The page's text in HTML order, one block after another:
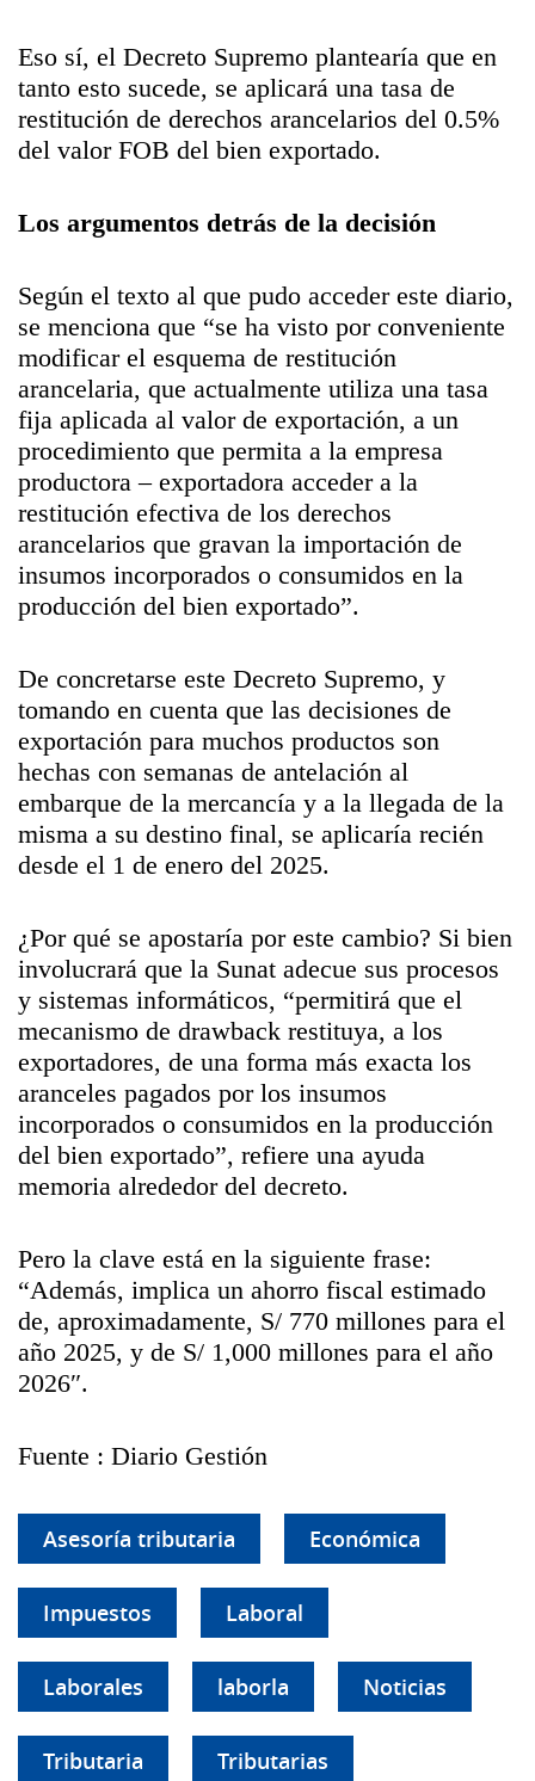
Eso sí, el Decreto Supremo plantearía que en
tanto esto sucede, se aplicará una tasa de
restitución de derechos arancelarios del 0.5%
del valor FOB del bien exportado.
Los argumentos detrás de la decisión
Según el texto al que pudo acceder este diario,
se menciona que “se ha visto por conveniente
modificar el esquema de restitución
arancelaria, que actualmente utiliza una tasa
fija aplicada al valor de exportación, a un
procedimiento que permita a la empresa
productora – exportadora acceder a la
restitución efectiva de los derechos
arancelarios que gravan la importación de
insumos incorporados o consumidos en la
producción del bien exportado”.
De concretarse este Decreto Supremo, y
tomando en cuenta que las decisiones de
exportación para muchos productos son
hechas con semanas de antelación al
embarque de la mercancía y a la llegada de la
misma a su destino final, se aplicaría recién
desde el 1 de enero del 2025.
¿Por qué se apostaría por este cambio? Si bien
involucrará que la Sunat adecue sus procesos
y sistemas informáticos, “permitirá que el
mecanismo de drawback restituya, a los
exportadores, de una forma más exacta los
aranceles pagados por los insumos
incorporados o consumidos en la producción
del bien exportado”, refiere una ayuda
memoria alrededor del decreto.
Pero la clave está en la siguiente frase:
“Además, implica un ahorro fiscal estimado
de, aproximadamente, S/ 770 millones para el
año 2025, y de S/ 1,000 millones para el año
2026″.
Fuente : Diario Gestión
Asesoría tributaria Económica
Impuestos Laboral
Laborales laborla Noticias
Tributaria Tributarias